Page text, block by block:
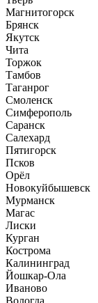
Магнитогорск
Брянск
Якутск
Чита
Торжок
Тамбов
Таганрог
Смоленск
Симферополь
Саранск
Салехард
Пятигорск
Псков
Орёл
Новокуйбышевск
Мурманск
Магас
Лиски
Курган
Кострома
Калининград
Йошкар-Ола
Иваново
Вологда